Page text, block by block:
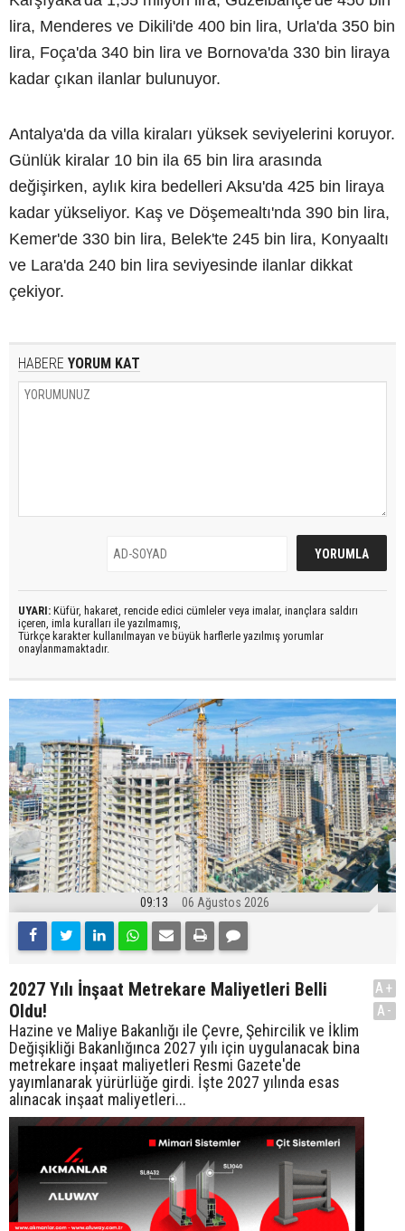
lira, Menderes ve Dikili'de 400 bin lira, Urla'da 350 bin
lira, Foça'da 340 bin lira ve Bornova'da 330 bin liraya
kadar çıkan ilanlar bulunuyor.
Antalya'da da villa kiraları yüksek seviyelerini koruyor.
Günlük kiralar 10 bin ila 65 bin lira arasında
değişirken, aylık kira bedelleri Aksu'da 425 bin liraya
kadar yükseliyor. Kaş ve Döşemealtı'nda 390 bin lira,
Kemer'de 330 bin lira, Belek'te 245 bin lira, Konyaaltı
ve Lara'da 240 bin lira seviyesinde ilanlar dikkat
çekiyor.
HABERE YORUM KAT
UYARI: Küfür, hakaret, rencide edici cümleler veya imalar, inançlara saldırı
içeren, imla kuralları ile yazılmamış,
Türkçe karakter kullanılmayan ve büyük harflerle yazılmış yorumlar
onaylanmamaktadır.
09:13 06 Ağustos 2026
2027 Yılı İnşaat Metrekare Maliyetleri Belli
Oldu!
Hazine ve Maliye Bakanlığı ile Çevre, Şehircilik ve İklim
Değişikliği Bakanlığınca 2027 yılı için uygulanacak bina
metrekare inşaat maliyetleri Resmi Gazete'de
yayımlanarak yürürlüğe girdi. İşte 2027 yılında esas
alınacak inşaat maliyetleri...
A+
A-